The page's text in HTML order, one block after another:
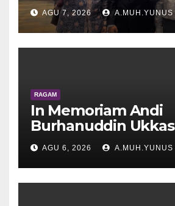
AGU 7, 2026 A.MUH.YUNUS
RAGAM
In Memoriam Andi
Burhanuddin Ukkas
AGU 6, 2026 A.MUH.YUNUS